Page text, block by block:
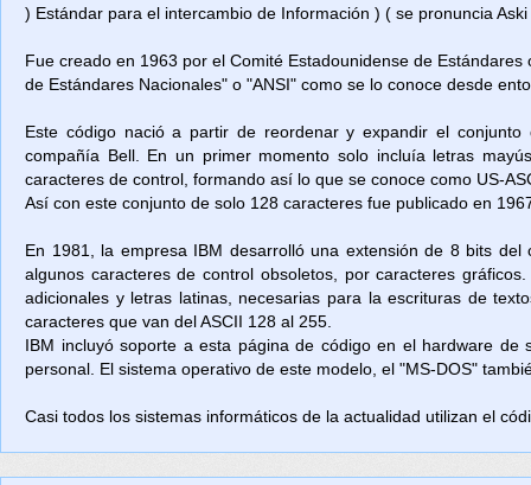
) Estándar para el intercambio de Información ) ( se pronuncia Aski
Fue creado en 1963 por el Comité Estadounidense de
de Estándares Nacionales" o "ANSI" como se lo conoce desde
Este código nació a partir de reordenar y expandir el
compañía Bell. En un primer momento solo incluía letras
caracteres de control, formando así lo que se conoce como US-
Así con este conjunto de solo 128 caracteres fue publicado en
En 1981, la empresa IBM desarrolló una extensión de 8 bits
algunos caracteres de control obsoletos, por caracteres
adicionales y letras latinas, necesarias para la escrituras de
caracteres que van del ASCII 128 al 255.
IBM incluyó soporte a esta página de código en el hardware
personal. El sistema operativo de este modelo, el "MS-DOS"
Casi todos los sistemas informáticos de la actualidad utilizan el